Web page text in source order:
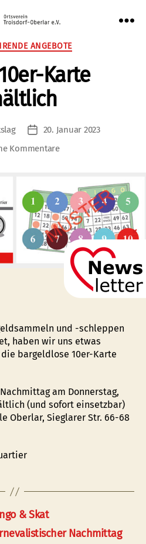
AWO
e.V.
Kategorien
ANGEBOTE
Karte
Veröffentlichungsdatum
20. Januar 2023
Kommentarezu
Karte
erhältlich
und -schleppen
haben wir uns etwas
bargeldlose 10er-Karte
am Donnerstag,
(und sofort einsetzbar)
Oberlar, Sieglarer Str. 66-68
& Skat
Nachmittag